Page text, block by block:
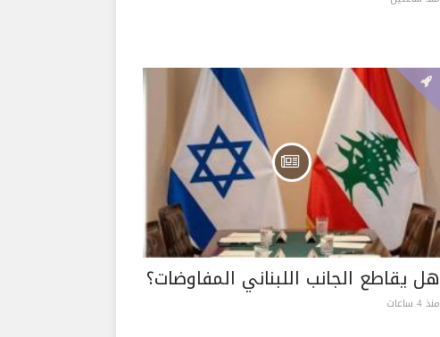
هل يقاطع الجانب اللبناني المفاوضات؟
منذ 4 ساعات